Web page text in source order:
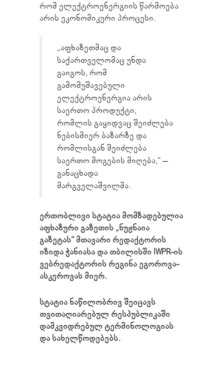
რომ ელექტროენერგიის წარმოება
არის ეკონომიკური პროცესი.
„აფხაზეთმაც და
საქართველომაც უნდა
გაიგოს, რომ
გამომუშავებული
ელექტროენერგია არის
საერთო პროდუქტი,
რომლის გაყიდვაც შეიძლება
ნებისმიერ ბაზარზე და
რომლისგან შეიძლება
საერთო მოგების მიღება,“ –
განაცხადა
მარგველაშვილმა.
ერთობლივი სტატია მომზადებულია
აფხაზური გაზეთის „ნუჟნაია
გაზეტას“ მთავარი რედაქტორის
იზიდა ჭანიასა და თბილისში IWPR-ის
ვებრედაქტორის რეგინა ეგოროვა-
ასკეროვას მიერ.
სტატია ნაწილობრივ შეიცავს
თვითაღიარებულ რესპუბლიკაში
დამკვიდრებულ ტერმინოლოგიას
და სახელწოდებებს.